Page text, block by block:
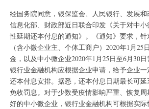
经国务院同意，银保监会、人民银行、发展
信息化部、财政部近日联合印发《关于对中
性延期还本付息的通知》。《通知》要求，
（含小微企业主、个体工商户）2020年1月25
金，以及中小微企业2020年1月25日至6月30
银行业金融机构应根据企业申请，给予企业
还本付息安排。据悉，还本付息日期最长可延
免收罚息。对于少数受疫情影响严重、恢复
好的中小微企业，银行业金融机构可根据实